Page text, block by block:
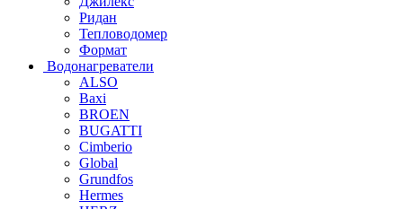
Ридан
Тепловодомер
Формат
Водонагреватели
ALSO
Baxi
BROEN
BUGATTI
Cimberio
Global
Grundfos
Hermes